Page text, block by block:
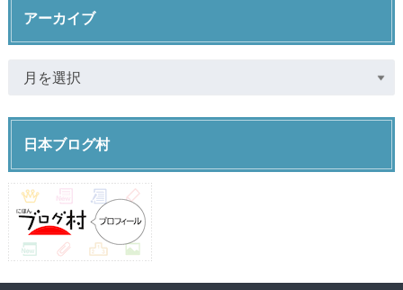
アーカイブ
日本ブログ村